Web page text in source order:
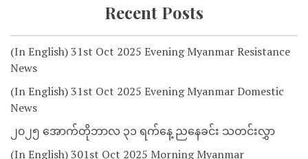
Recent Posts
(In English) 31st Oct 2025 Evening Myanmar Resistance
News
(In English) 31st Oct 2025 Evening Myanmar Domestic
News
၂၀၂၅ အောက်တိုဘာလ ၃၁ ရက်နေ့ ညနေခင်း သတင်းလွှာ
(In English) 301st Oct 2025 Morning Myanmar